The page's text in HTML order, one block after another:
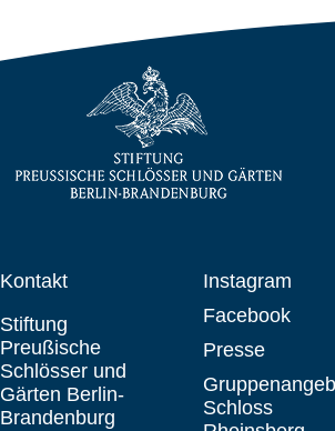
Kontakt
Stiftung
Preußische
Schlösser und
Gärten Berlin-
Brandenburg
Instagram
Facebook
Presse
Schloss